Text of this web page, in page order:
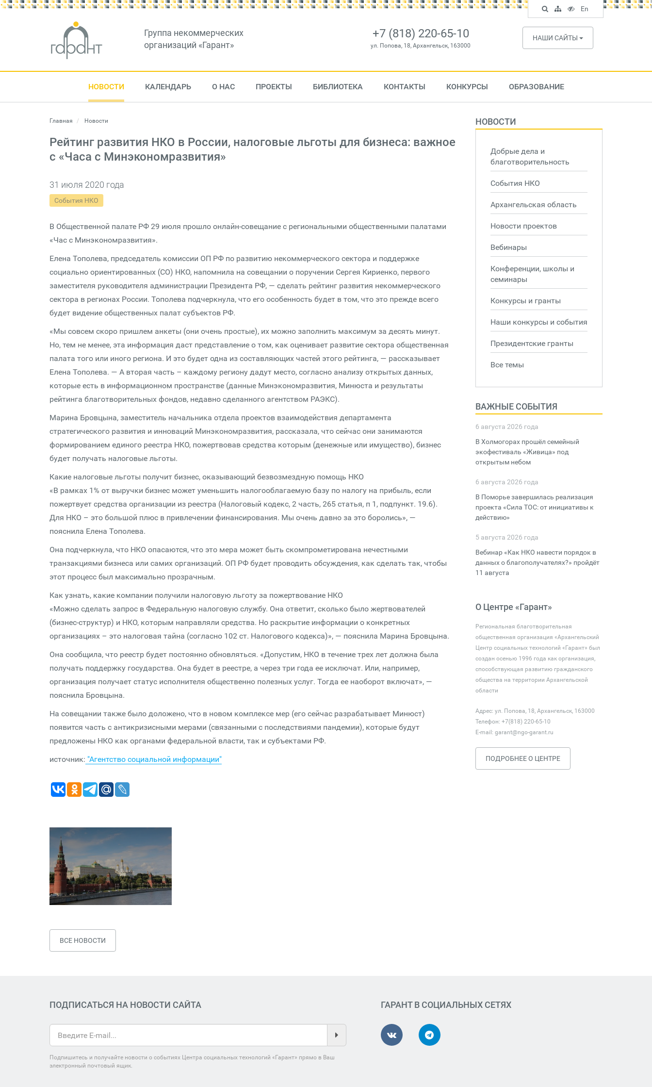
Группа некоммерческих
организаций «Гарант»
+7 (818) 220-65-10
ул. Попова, 18, Архангельск, 163000
НАШИ САЙТЫ
НОВОСТИ КАЛЕНДАРЬ О НАС ПРОЕКТЫ БИБЛИОТЕКА КОНТАКТЫ КОНКУРСЫ ОБРАЗОВАНИЕ
Главная Новости
Рейтинг развития НКО в России, налоговые льготы для бизнеса: важное
с «Часа с Минэкономразвития»
31 июля 2020 года
События НКО
В Общественной палате РФ 29 июля прошло онлайн-совещание с региональными общественными палатами
«Час с Минэкономразвития».
Елена Тополева, председатель комиссии ОП РФ по развитию некоммерческого сектора и поддержке
социально ориентированных (СО) НКО, напомнила на совещании о поручении Сергея Кириенко, первого
заместителя руководителя администрации Президента РФ, — сделать рейтинг развития некоммерческого
сектора в регионах России. Тополева подчеркнула, что его особенность будет в том, что это прежде всего
будет видение общественных палат субъектов РФ.
«Мы совсем скоро пришлем анкеты (они очень простые), их можно заполнить максимум за десять минут.
Но, тем не менее, эта информация даст представление о том, как оценивает развитие сектора общественная
палата того или иного региона. И это будет одна из составляющих частей этого рейтинга, — рассказывает
Елена Тополева. — А вторая часть – каждому региону дадут место, согласно анализу открытых данных,
которые есть в информационном пространстве (данные Минэкономразвития, Минюста и результаты
рейтинга благотворительных фондов, недавно сделанного агентством РАЭКС).
Марина Бровцына, заместитель начальника отдела проектов взаимодействия департамента
стратегического развития и инноваций Минэкономразвития, рассказала, что сейчас они занимаются
формированием единого реестра НКО, пожертвовав средства которым (денежные или имущество), бизнес
будет получать налоговые льготы.
Какие налоговые льготы получит бизнес, оказывающий безвозмездную помощь НКО
«В рамках 1% от выручки бизнес может уменьшить налогооблагаемую базу по налогу на прибыль, если
пожертвует средства организации из реестра (Налоговый кодекс, 2 часть, 265 статья, п 1, подпункт. 19.6).
Для НКО – это большой плюс в привлечении финансирования. Мы очень давно за это боролись», —
пояснила Елена Тополева.
Она подчеркнула, что НКО опасаются, что это мера может быть скомпрометирована нечестными
транзакциями бизнеса или самих организаций. ОП РФ будет проводить обсуждения, как сделать так, чтобы
этот процесс был максимально прозрачным.
Как узнать, какие компании получили налоговую льготу за пожертвование НКО
«Можно сделать запрос в Федеральную налоговую службу. Она ответит, сколько было жертвователей
(бизнес-структур) и НКО, которым направляли средства. Но раскрытие информации о конкретных
организациях – это налоговая тайна (согласно 102 ст. Налогового кодекса)», — пояснила Марина Бровцына.
Она сообщила, что реестр будет постоянно обновляться. «Допустим, НКО в течение трех лет должна была
получать поддержку государства. Она будет в реестре, а через три года ее исключат. Или, например,
организация получает статус исполнителя общественно полезных услуг. Тогда ее наоборот включат», —
пояснила Бровцына.
На совещании также было доложено, что в новом комплексе мер (его сейчас разрабатывает Минюст)
появится часть с антикризисными мерами (связанными с последствиями пандемии), которые будут
предложены НКО как органами федеральной власти, так и субъектами РФ.
источник: "Агентство социальной информации"
ВСЕ НОВОСТИ
НОВОСТИ
Добрые дела и
благотворительность
События НКО
Архангельская область
Новости проектов
Вебинары
Конференции, школы и
семинары
Конкурсы и гранты
Наши конкурсы и события
Президентские гранты
Все темы
ВАЖНЫЕ СОБЫТИЯ
6 августа 2026 года
В Холмогорах прошёл семейный
экофестиваль «Живица» под
открытым небом
6 августа 2026 года
В Поморье завершилась реализация
проекта «Сила ТОС: от инициативы к
действию»
5 августа 2026 года
Вебинар «Как НКО навести порядок в
данных о благополучателях?» пройдёт
11 августа
О Центре «Гарант»
Региональная благотворительная
общественная организация «Архангельский
Центр социальных технологий «Гарант» был
создан осенью 1996 года как организация,
способствующая развитию гражданского
общества на территории Архангельской
области
Адрес: ул. Попова, 18, Архангельск, 163000
Телефон: +7(818) 220-65-10
E-mail: garant@ngo-garant.ru
ПОДРОБНЕЕ О ЦЕНТРЕ
ПОДПИСАТЬСЯ НА НОВОСТИ САЙТА
Подпишитесь и получайте новости о событиях Центра социальных технологий «Гарант» прямо в Ваш
электронный почтовый ящик.
ГАРАНТ В СОЦИАЛЬНЫХ СЕТЯХ
Поиск
по
сайту
Карта
сайта
Версия
для
слабовидящих
En
English